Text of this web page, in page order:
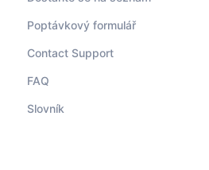
Poptávkový formulář
Contact Support
FAQ
Slovník